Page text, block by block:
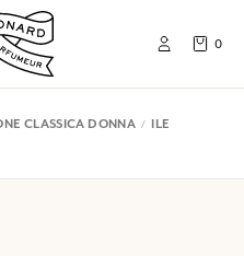
0
CLASSICA DONNA
ILE